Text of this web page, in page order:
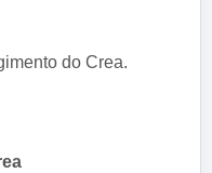
do Crea.